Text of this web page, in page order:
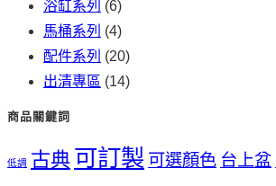
浴缸系列 (6)
馬桶系列 (4)
配件系列 (20)
出清專區 (14)
商品關鍵詞
低調 古典 可訂製 可選顏色 台上盆